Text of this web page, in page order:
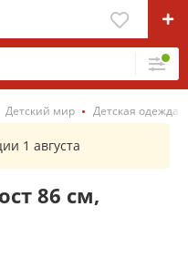
Детский мир Детская одежда
1 августа
86 см,